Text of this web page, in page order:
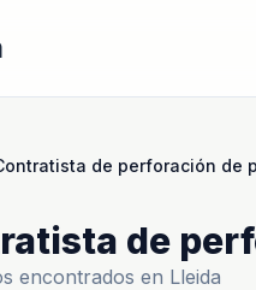
de perforación de
de
encontrados en Lleida